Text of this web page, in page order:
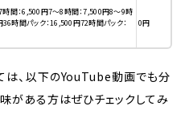
間：6,500円7〜8時間：7,500円8〜9時
時間パック：16,500円72時間パック：
0円
は、以下のYouTube動画でも分
がある方はぜひチェックしてみ